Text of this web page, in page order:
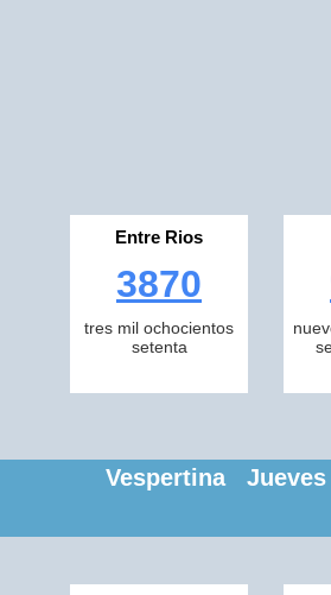
Entre Rios
3870
tres mil ochocientos
setenta
Vespertina Jueves